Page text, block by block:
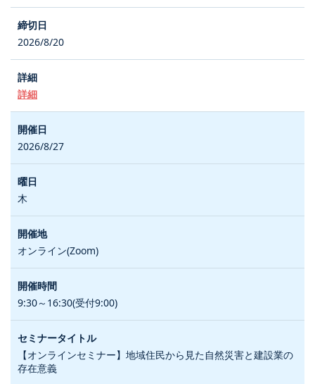
2026/8/20
詳細
2026/8/27
木
オンライン(Zoom)
9:30～16:30(受付9:00)
【オンラインセミナー】地域住民から見た自然災害と建設業の
存在意義